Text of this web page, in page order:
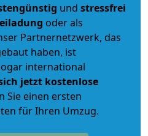
und stressfrei
oder als
Partnernetzwerk, das
haben, ist
international
jetzt kostenlose
Sie einen ersten
für Ihren Umzug.